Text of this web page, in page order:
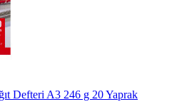
Defteri A3 246 g 20 Yaprak